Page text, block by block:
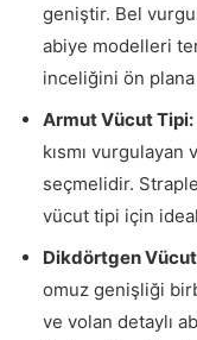
geniştir. Bel
abiye modelleri
inceliğini ön plana
Armut Vücut Tipi:
kısmı vurgulayan
seçmelidir.
vücut tipi için
Dikdörtgen
omuz genişliği
ve volan detaylı